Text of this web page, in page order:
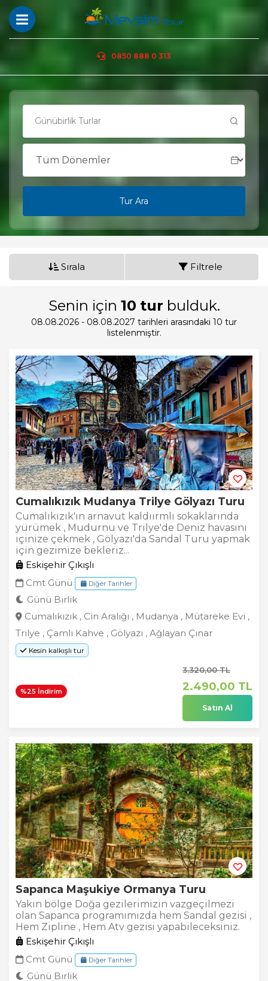
0850 888 0 313
Tur Ara
Sırala Filtrele
Senin için 10 tur bulduk.
08.08.2026 - 08.08.2027 tarihleri arasındaki 10 tur
listelenmiştir.
Cumalıkızık Mudanya Trilye Gölyazı Turu
Cumalıkızık'ın arnavut kaldıırmlı sokaklarında
yürümek , Mudurnu ve Trilye'de Deniz havasını
içinize çekmek , Gölyazı'da Sandal Turu yapmak
için gezimize bekleriz...
Eskişehir Çıkışlı
Cmt Günü
Diğer Tarihler
Günü Birlik
Cumalıkızık , Cin Aralığı , Mudanya , Mütareke Evi ,
Trilye , Çamlı Kahve , Gölyazı , Ağlayan Çınar
Kesin kalkışlı tur
%25 İndirim
3.320,00 TL
2.490,00 TL
Satın Al
Sapanca Maşukiye Ormanya Turu
Yakın bölge Doğa gezilerimizin vazgeçilmezi
olan Sapanca programımızda hem Sandal gezisi ,
Hem Zipline , Hem Atv gezisi yapabileceksiniz.
Eskişehir Çıkışlı
Cmt Günü
Diğer Tarihler
Günü Birlik